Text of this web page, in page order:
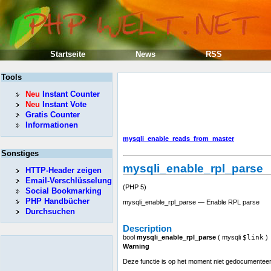
mysqli_enable_reads_from_master
mysqli_enable_rpl_parse
(PHP 5)
mysqli_enable_rpl_parse — Enable RPL parse
Description
bool mysqli_enable_rpl_parse ( mysqli $link )
Warning
Deze functie is op het moment niet
Tools
Neu Instant Counter
Neu Instant Vote
Gratis Counter
Informationen
Sonstiges
HTTP-Header zeigen
Email-Verschlüsselung
Social Bookmarking
PHP Handbücher
Durchsuchen
Startseite News RSS